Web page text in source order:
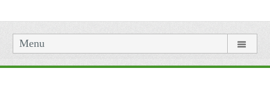
Menu